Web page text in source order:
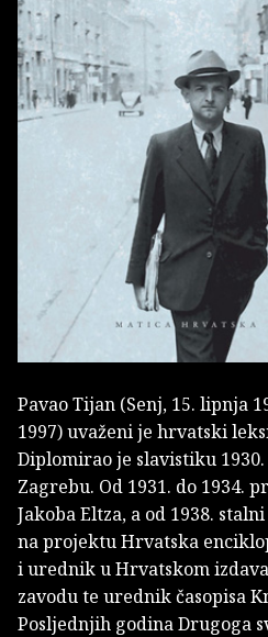
Pavao Tijan (Senj, 15. lipnja
1997) uvaženi je hrvatski
Diplomirao je slavistiku
Zagrebu. Od 1931. do 1934.
Jakoba Eltza, a od 1938.
na projektu Hrvatska
i urednik u Hrvatskom
zavodu te urednik časopisa
Posljednjih godina Drugoga